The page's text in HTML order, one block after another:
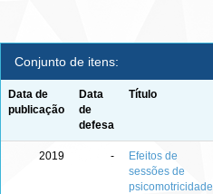
Conjunto de itens:
Data de
publicação
Data
de
defesa
Título
2019 -
Efeitos de
sessões de
psicomotricidade